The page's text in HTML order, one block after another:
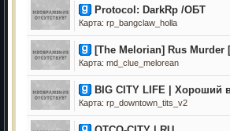
Protocol: DarkRp /ОБТ
Карта: rp_bangclaw_holla
[The Melorian] Rus Murder
Карта: md_clue_melorean
BIG CITY LIFE | Хороший
Карта: rp_downtown_tits_v2